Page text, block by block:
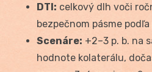
DTI: celkový dlh voči
bezpečnom pásme
Scenáre: +2–3 p. b. na
hodnote kolaterálu,